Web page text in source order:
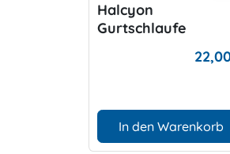
Halcyon
Gurtschlaufe
In den Warenkorb